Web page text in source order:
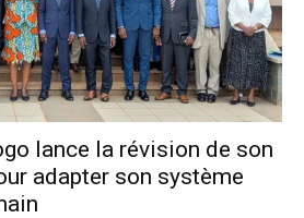
lance la révision de son
adapter son système